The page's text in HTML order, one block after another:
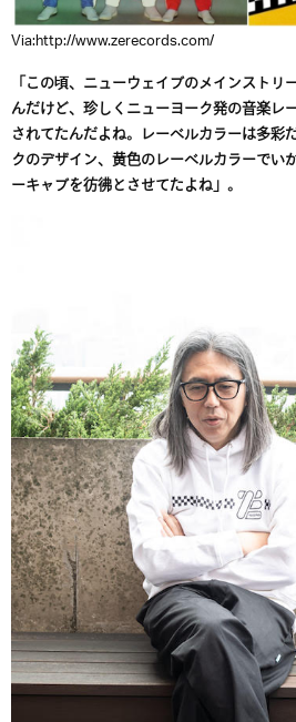
Via:http://www.zerecords.com/
「この頃、ニューウェイブのメインスト
んだけど、珍しくニューヨーク発の音楽レ
されてたんだよね。レーベルカラーは多彩
クのデザイン、黄色のレーベルカラーでい
ーキャブを彷彿とさせてたよね」。